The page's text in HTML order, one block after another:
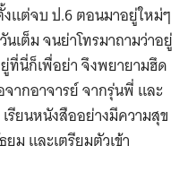
แต่จบ ป.6 ตอนมาอยู่ใหม่ๆ
เต็ม จนย่าโทรมาถามว่าอยู่
ที่นี่ก็เพื่อย่า จึงพยายามฮึด
ากอาจารย์ จากรุ่นพี่ และ
รียนหนังสืออย่างมีความสุข
ม และเตรียมตัวเข้า